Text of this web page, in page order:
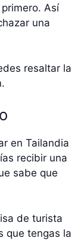
Así
una
resaltar la
en Tailandia
recibir una
sabe que
de turista
que tengas la